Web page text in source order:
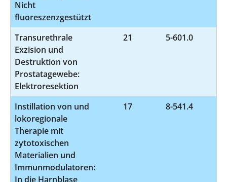
Nicht
fluoreszenzgestützt
Transurethrale
Exzision und
Destruktion von
Prostatagewebe:
Elektroresektion
21 5-601.0
Instillation von und
lokoregionale
Therapie mit
zytotoxischen
Materialien und
Immunmodulatoren:
In die Harnblase
17 8-541.4